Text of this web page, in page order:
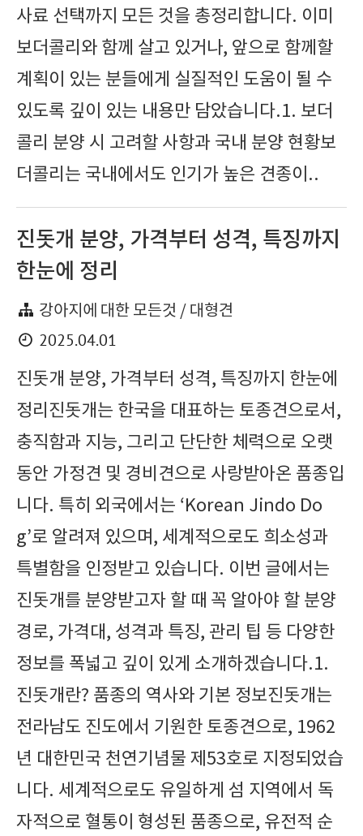
사료 선택까지 모든 것을 총정리합니다. 이미
보더콜리와 함께 살고 있거나, 앞으로 함께할
계획이 있는 분들에게 실질적인 도움이 될 수
있도록 깊이 있는 내용만 담았습니다.1. 보더
콜리 분양 시 고려할 사항과 국내 분양 현황보
더콜리는 국내에서도 인기가 높은 견종이..
진돗개 분양, 가격부터 성격, 특징까지
한눈에 정리
강아지에 대한 모든것 / 대형견
2025.04.01
진돗개 분양, 가격부터 성격, 특징까지 한눈에
정리진돗개는 한국을 대표하는 토종견으로서,
충직함과 지능, 그리고 단단한 체력으로 오랫
동안 가정견 및 경비견으로 사랑받아온 품종입
니다. 특히 외국에서는 ‘Korean Jindo Do
g’로 알려져 있으며, 세계적으로도 희소성과
특별함을 인정받고 있습니다. 이번 글에서는
진돗개를 분양받고자 할 때 꼭 알아야 할 분양
경로, 가격대, 성격과 특징, 관리 팁 등 다양한
정보를 폭넓고 깊이 있게 소개하겠습니다.1.
진돗개란? 품종의 역사와 기본 정보진돗개는
전라남도 진도에서 기원한 토종견으로, 1962
년 대한민국 천연기념물 제53호로 지정되었습
니다. 세계적으로도 유일하게 섬 지역에서 독
자적으로 혈통이 형성된 품종으로, 유전적 순